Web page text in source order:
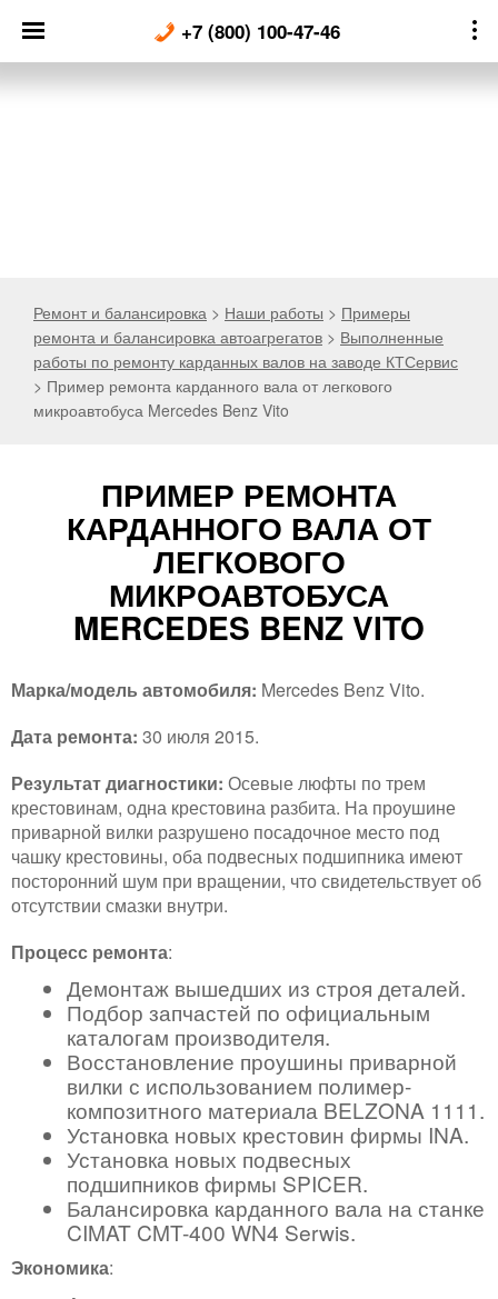
content
+7 (800) 100-47-46
Ремонт и балансировка > Наши работы > Примеры
ремонта и балансировка автоагрегатов > Выполненные
работы по ремонту карданных валов на заводе КТСервис
> Пример ремонта карданного вала от легкового
микроавтобуса Mercedes Benz Vito
ПРИМЕР РЕМОНТА
КАРДАННОГО ВАЛА ОТ
ЛЕГКОВОГО
МИКРОАВТОБУСА
MERCEDES BENZ VITO
Марка/модель автомобиля: Mercedes Benz Vito.
Дата ремонта: 30 июля 2015.
Результат диагностики: Осевые люфты по трем
крестовинам, одна крестовина разбита. На проушине
приварной вилки разрушено посадочное место под
чашку крестовины, оба подвесных подшипника имеют
посторонний шум при вращении, что свидетельствует об
отсутствии смазки внутри.
Процесс ремонта:
Демонтаж вышедших из строя деталей.
Подбор запчастей по официальным
каталогам производителя.
Восстановление проушины приварной
вилки с использованием полимер-
композитного материала BELZONA 1111.
Установка новых крестовин фирмы INA.
Установка новых подвесных
подшипников фирмы SPICER.
Балансировка карданного вала на станке
CIMAT CMT-400 WN4 Serwis.
Экономика: